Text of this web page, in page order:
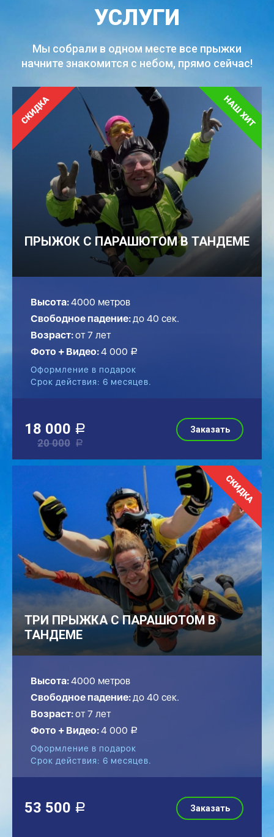
УСЛУГИ
Мы собрали в одном месте все прыжки
начните знакомится с небом, прямо сейчас!
ПРЫЖОК С ПАРАШЮТОМ В ТАНДЕМЕ
Высота:4000 метров
Свободное падение:до 40 сек.
Возраст:от 7 лет
Фото + Видео:4 000 a
Оформление в подарок
Срок действия: 6 месяцев.
18 000 a
20 000 a
Заказать
ТРИ ПРЫЖКА С ПАРАШЮТОМ В
ТАНДЕМЕ
Высота:4000 метров
Свободное падение: до 40 сек.
Возраст:от 7 лет
Фото + Видео:4 000 a
Оформление в подарок
Срок действия: 6 месяцев.
53 500 a Заказать